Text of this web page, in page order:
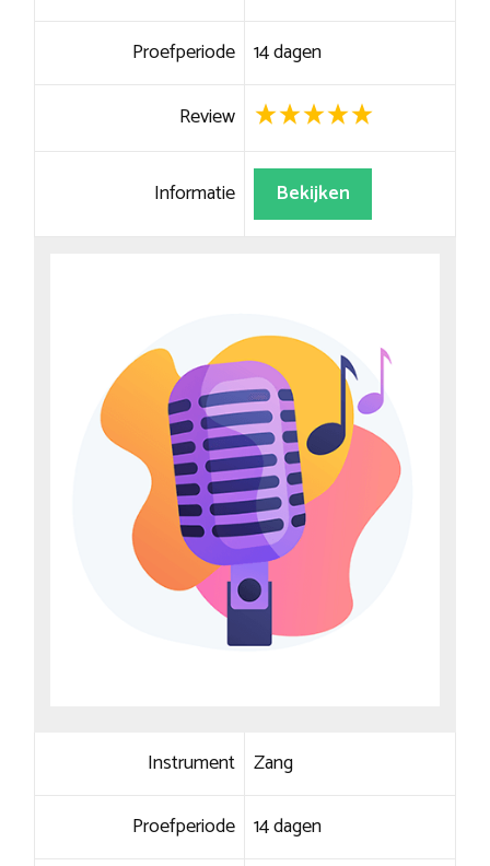
Proefperiode 14 dagen
Review
Informatie Bekijken
Instrument Zang
Proefperiode 14 dagen